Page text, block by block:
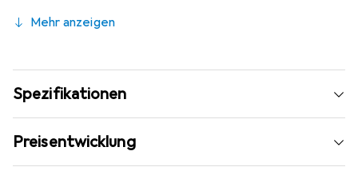
Mehr anzeigen
Spezifikationen
Preisentwicklung